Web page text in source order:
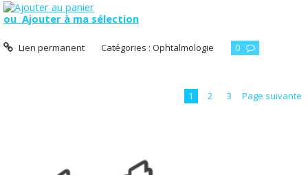
ouAjouter à ma sélection
Lien permanent Catégories :Ophtalmologie 0
1 2 3 Page suivante